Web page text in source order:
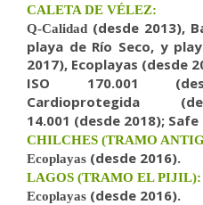
CALETA DE VÉLEZ:
Q-Calidad (desde 2013),
playa de Río Seco, y
2017), Ecoplayas (desde
ISO 170.001
Cardioprotegida
14.001 (desde 2018);
CHILCHES (TRAMO
Ecoplayas (desde 2016).
LAGOS (TRAMO EL PIJIL):
Ecoplayas (desde 2016).